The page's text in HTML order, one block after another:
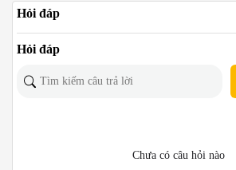
Hỏi đáp
Hỏi đáp
Chưa có câu hỏi nào